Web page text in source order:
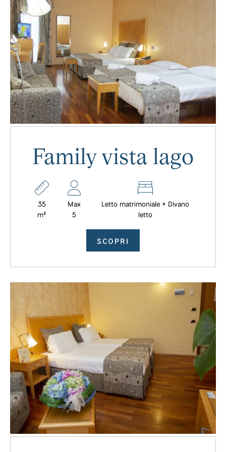
Family vista lago
35
m²
Max
5
Letto matrimoniale + Divano
letto
SCOPRI